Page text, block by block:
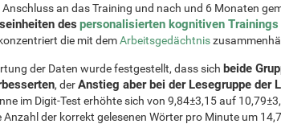
Anschluss an das Training und nach und 6 Monaten
des personalisierten kognitiven Trainings
die mit demArbeitsgedächtnis
der Daten wurde festgestellt, dass sich beide
, derAnstieg aber bei der Lesegruppe der
im Digit-Test erhöhte sich von 9,84±3,15 auf
Anzahl der korrekt gelesenen Wörter pro Minute um